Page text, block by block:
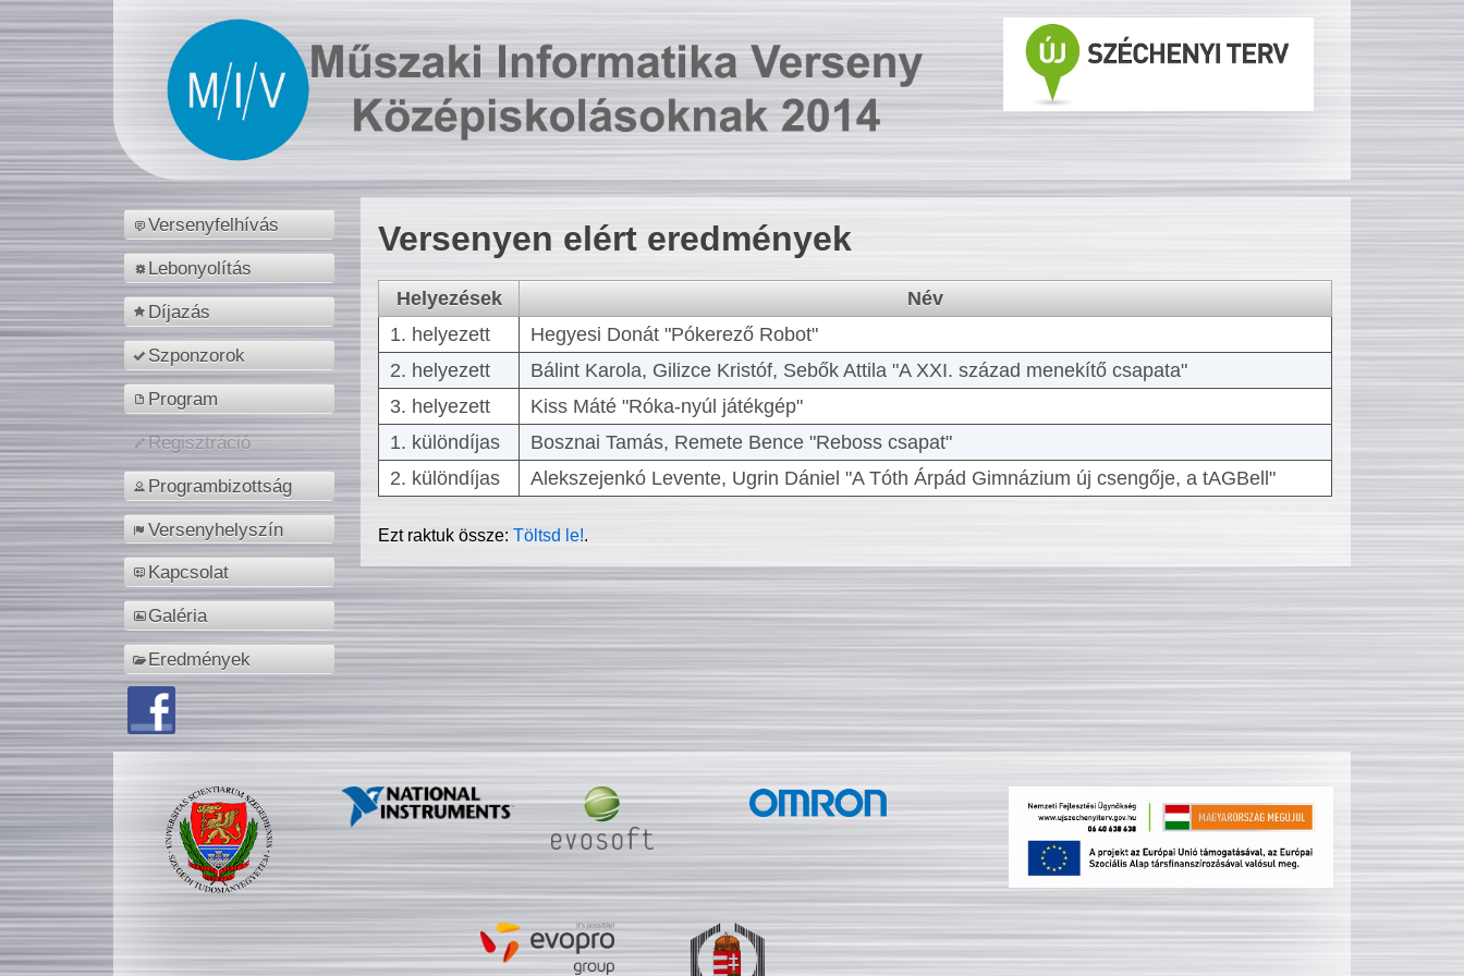
Versenyfelhívás
Lebonyolítás
Díjazás
Szponzorok
Program
Regisztráció
Programbizottság
Versenyhelyszín
Kapcsolat
Galéria
Eredmények
Versenyen elért eredmények
Helyezések
Név
1. helyezett
Hegyesi Donát "Pókerező Robot"
2. helyezett
Bálint Karola, Gilizce Kristóf, Sebők Attila "A XXI. század menekítő csapata"
3. helyezett
Kiss Máté "Róka-nyúl játékgép"
1. különdíjas
Bosznai Tamás, Remete Bence "Reboss csapat"
2. különdíjas
Alekszejenkó Levente, Ugrin Dániel "A Tóth Árpád Gimnázium új csengője, a tAGBell"
Ezt raktuk össze:Töltsd le!.